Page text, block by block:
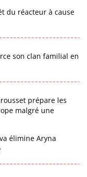
du réacteur à cause
son clan familial en
prépare les
malgré une
élimine Aryna